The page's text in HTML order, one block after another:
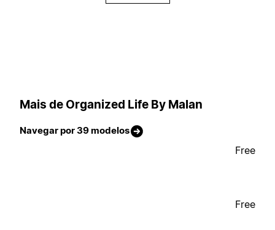
Mais de Organized Life By Malan
Navegar por 39 modelos
Free
Free